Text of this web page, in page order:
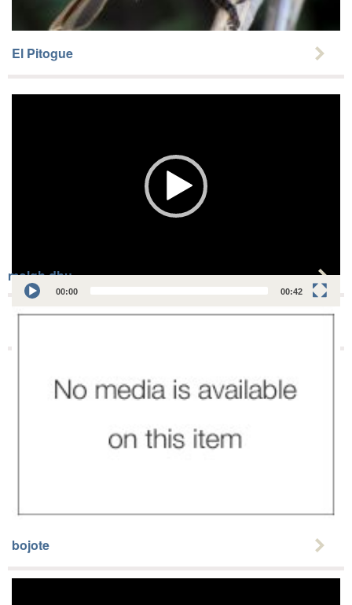
El Pitogue
00:00 00:42
molgh dhu
bojote